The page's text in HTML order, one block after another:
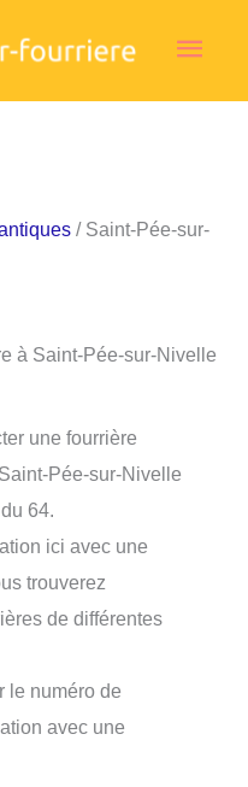
/ Saint-Pée-sur-
à Saint-Pée-sur-Nivelle
une fourrière
Pée-sur-Nivelle
64.
ici avec une
trouverez
de différentes
le numéro de
avec une